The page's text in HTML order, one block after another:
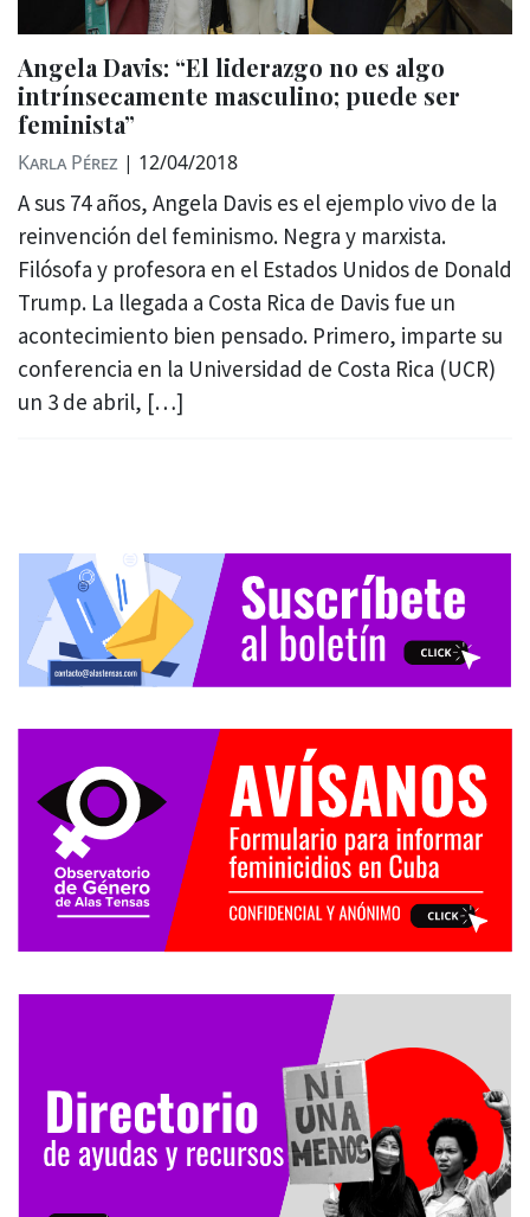
Angela Davis: “El liderazgo no es algo
intrínsecamente masculino; puede ser
feminista”
Karla Pérez | 12/04/2018
A sus 74 años, Angela Davis es el ejemplo vivo de la
reinvención del feminismo. Negra y marxista.
Filósofa y profesora en el Estados Unidos de Donald
Trump. La llegada a Costa Rica de Davis fue un
acontecimiento bien pensado. Primero, imparte su
conferencia en la Universidad de Costa Rica (UCR)
un 3 de abril, […]